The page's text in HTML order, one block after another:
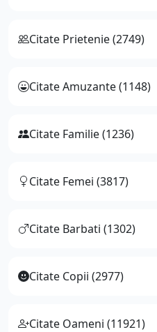
Citate Prietenie (2749)
Citate Amuzante (1148)
Citate Familie (1236)
Citate Femei (3817)
Citate Barbati (1302)
Citate Copii (2977)
Citate Oameni (11921)